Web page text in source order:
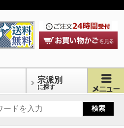
宗派別
に探す